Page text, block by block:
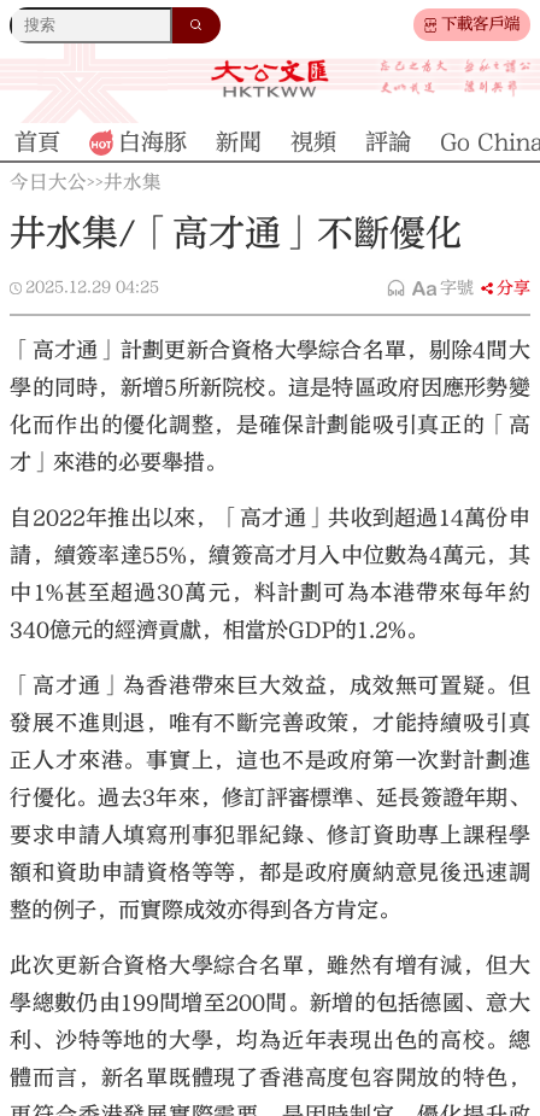
下載客戶端
大公文匯
首頁 白海豚 新聞 視頻 評論 Go
今日大公>>井水集
井水集/「高才通」不斷優化
2025.12.29 04:25 字號 分享
「高才通」計劃更新合資格大學綜合名單，剔除4間大
學的同時，新增5所新院校。這是特區政府因應形勢變
化而作出的優化調整，是確保計劃能吸引真正的「高
才」來港的必要舉措。
自2022年推出以來，「高才通」共收到超過14萬份申
請，續簽率達55%，續簽高才月入中位數為4萬元，其
中1%甚至超過30萬元，料計劃可為本港帶來每年約
340億元的經濟貢獻，相當於GDP的1.2%。
「高才通」為香港帶來巨大效益，成效無可置疑。但
發展不進則退，唯有不斷完善政策，才能持續吸引真
正人才來港。事實上，這也不是政府第一次對計劃進
行優化。過去3年來，修訂評審標準、延長簽證年期、
要求申請人填寫刑事犯罪紀錄、修訂資助專上課程學
額和資助申請資格等等，都是政府廣納意見後迅速調
整的例子，而實際成效亦得到各方肯定。
此次更新合資格大學綜合名單，雖然有增有減，但大
學總數仍由199間增至200間。新增的包括德國、意大
利、沙特等地的大學，均為近年表現出色的高校。總
體而言，新名單既體現了香港高度包容開放的特色，